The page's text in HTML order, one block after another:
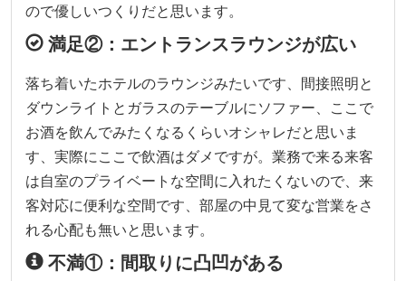
ので優しいつくりだと思います。
満足②：エントランスラウンジが広い
落ち着いたホテルのラウンジみたいです、間接照明と
ダウンライトとガラスのテーブルにソファー、ここで
お酒を飲んでみたくなるくらいオシャレだと思いま
す、実際にここで飲酒はダメですが。業務で来る来客
は自室のプライベートな空間に入れたくないので、来
客対応に便利な空間です、部屋の中見て変な営業をさ
れる心配も無いと思います。
不満①：間取りに凸凹がある